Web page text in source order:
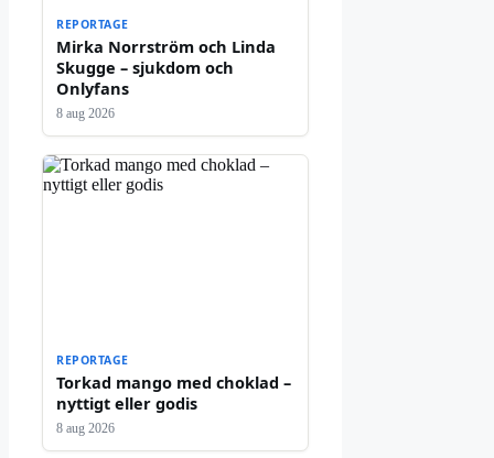
REPORTAGE
Mirka Norrström och Linda
Skugge – sjukdom och
Onlyfans
8 aug 2026
REPORTAGE
Torkad mango med choklad –
nyttigt eller godis
8 aug 2026